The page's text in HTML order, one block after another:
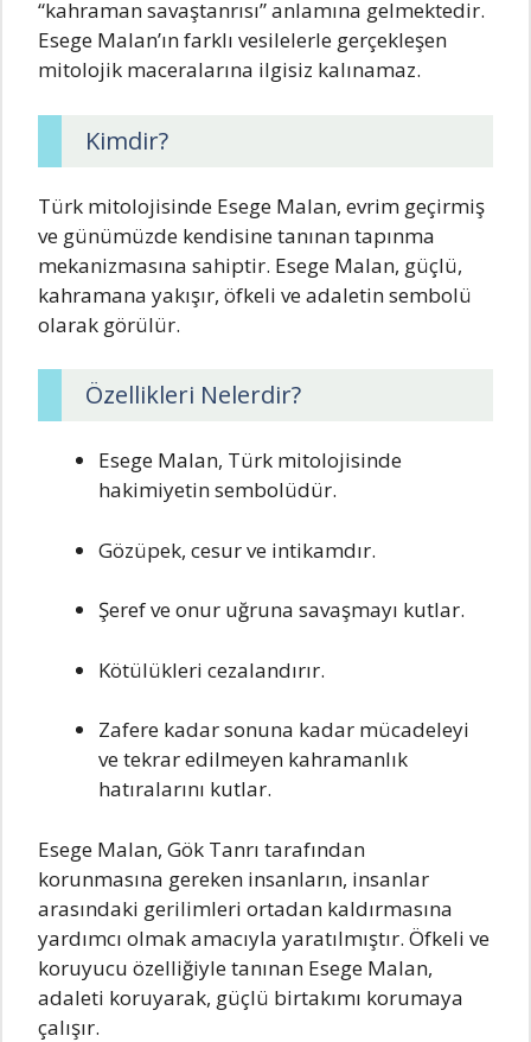
“kahraman savaştanrısı” anlamına gelmektedir.
Esege Malan’ın farklı vesilelerle gerçekleşen
mitolojik maceralarına ilgisiz kalınamaz.
Kimdir?
Türk mitolojisinde Esege Malan, evrim geçirmiş
ve günümüzde kendisine tanınan tapınma
mekanizmasına sahiptir. Esege Malan, güçlü,
kahramana yakışır, öfkeli ve adaletin sembolü
olarak görülür.
Özellikleri Nelerdir?
Esege Malan, Türk mitolojisinde
hakimiyetin sembolüdür.
Gözüpek, cesur ve intikamdır.
Şeref ve onur uğruna savaşmayı kutlar.
Kötülükleri cezalandırır.
Zafere kadar sonuna kadar mücadeleyi
ve tekrar edilmeyen kahramanlık
hatıralarını kutlar.
Esege Malan, Gök Tanrı tarafından
korunmasına gereken insanların, insanlar
arasındaki gerilimleri ortadan kaldırmasına
yardımcı olmak amacıyla yaratılmıştır. Öfkeli ve
koruyucu özelliğiyle tanınan Esege Malan,
adaleti koruyarak, güçlü birtakımı korumaya
çalışır.